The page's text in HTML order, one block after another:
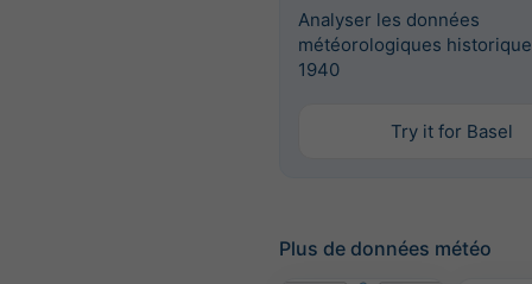
Analyser les données
météorologiques
1940
Try it for Basel
Plus de données météo